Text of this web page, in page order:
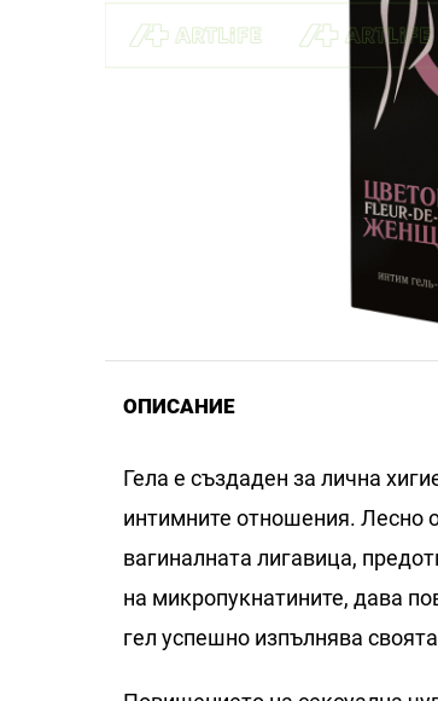
ОПИСАНИЕ
Гела е създаден за лична
интимните отношения. Лесно
вагиналната лигавица,
на микропукнатините, дава
гел успешно изпълнява